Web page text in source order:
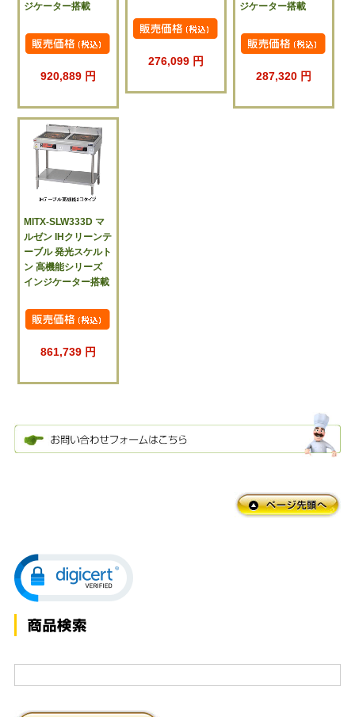
ジケーター搭載
920,889 円
276,099 円
ジケーター搭載
287,320 円
MITX-SLW333D マ
ルゼン IHクリーンテ
ーブル 発光スケルト
ン 高機能シリーズ
インジケーター搭載
861,739 円